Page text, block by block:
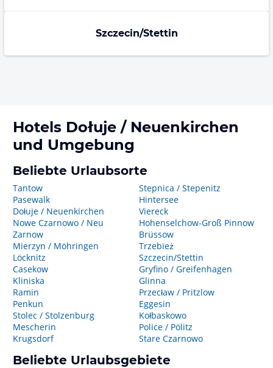
Szczecin/Stettin
Hotels Dołuje / Neuenkirchen
und Umgebung
Beliebte Urlaubsorte
Tantow
Pasewalk
Dołuje / Neuenkirchen
Nowe Czarnowo / Neu
Zarnow
Mierzyn / Möhringen
Löcknitz
Casekow
Kliniska
Ramin
Penkun
Stolec / Stolzenburg
Mescherin
Krugsdorf
Stepnica / Stepenitz
Hintersee
Viereck
Hohenselchow-Groß Pinnow
Brüssow
Trzebież
Szczecin/Stettin
Gryfino / Greifenhagen
Glinna
Przecław / Pritzlow
Eggesin
Kołbaskowo
Police / Pölitz
Stare Czarnowo
Beliebte Urlaubsgebiete